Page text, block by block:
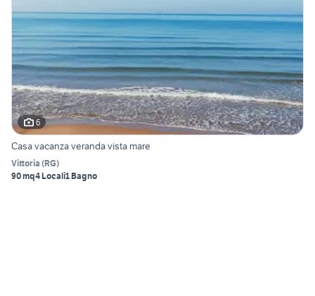
6
Casa vacanza veranda vista mare
Vittoria (RG)
90 mq4 Locali1 Bagno